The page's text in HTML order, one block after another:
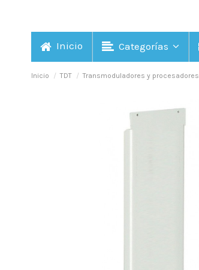
Inicio Categorías
Inicio TDT Transmoduladores y procesadores